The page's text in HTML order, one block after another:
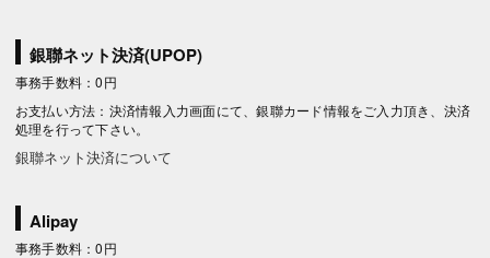
銀聯ネット決済(UPOP)
事務手数料：0円
お支払い方法：決済情報入力画面にて、銀聯カード情報をご入力頂き、決済
処理を行って下さい。
銀聯ネット決済について
Alipay
事務手数料：0円